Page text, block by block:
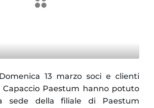
Domenica 13 marzo soci e clienti
Capaccio Paestum hanno potuto
sede della filiale di Paestum